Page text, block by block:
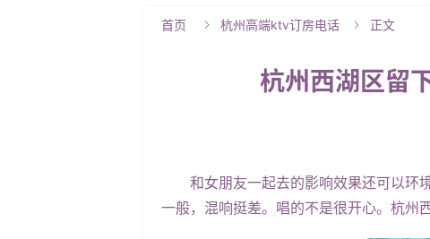
首页  杭州高端ktv订房电话  正文
杭州西湖区留
和女朋友一起去的影响效果还可以环境
一般，混响挺差。唱的不是很开心。杭州